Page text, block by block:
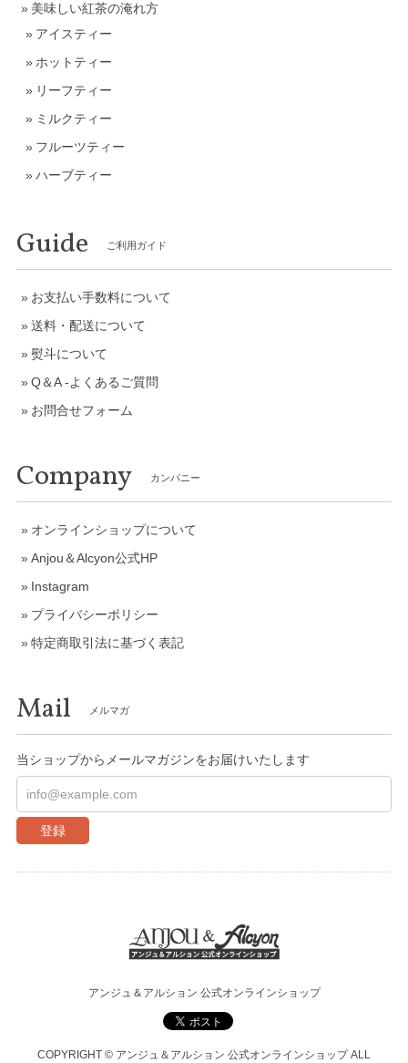
美味しい紅茶の淹れ方
アイスティー
ホットティー
リーフティー
ミルクティー
フルーツティー
ハーブティー
Guide ご利用ガイド
お支払い手数料について
送料・配送について
熨斗について
Q＆A -よくあるご質問
お問合せフォーム
Company カンパニー
オンラインショップについて
Anjou＆Alcyon公式HP
Instagram
プライバシーポリシー
特定商取引法に基づく表記
Mail メルマガ
当ショップからメールマガジンをお届けいたします
登録
アンジュ＆アルション 公式オンラインショップ
COPYRIGHT © アンジュ＆アルション 公式オンラインショップ ALL